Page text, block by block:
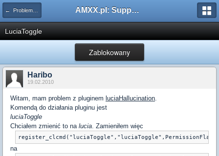
← Problemy z pluginami AMXX.pl: Support AMX Mod X i SourceMod
LuciaToggle
Zablokowany
Haribo
19.02.2010
Witam, mam problem z pluginem luciaHallucination.
Komendą do działania pluginu jest
luciaToggle
Chciałem zmienić to na lucia. Zamieniłem więc
register_clcmd("luciaToggle","luciaToggle",PermissionFlag)
na